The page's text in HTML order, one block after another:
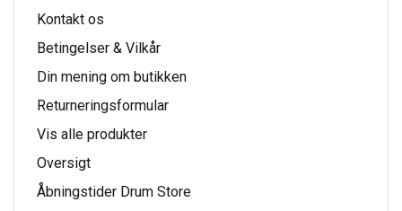
Kontakt os
Betingelser & Vilkår
Din mening om butikken
Returneringsformular
Vis alle produkter
Oversigt
Åbningstider Drum Store